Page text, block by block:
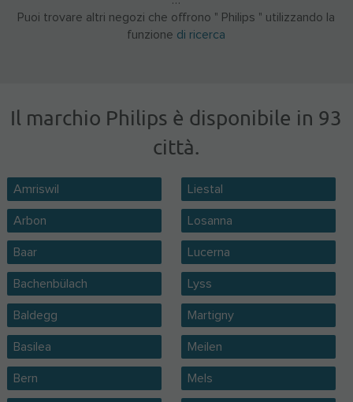
Puoi trovare altri negozi che offrono " Philips " utilizzando la
funzione di ricerca
Il marchio Philips è disponibile in 93
città.
Amriswil
Arbon
Baar
Bachenbülach
Baldegg
Basilea
Bern
Liestal
Losanna
Lucerna
Lyss
Martigny
Meilen
Mels